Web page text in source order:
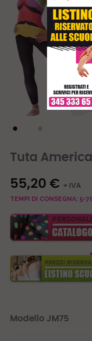
Tuta
55,20 € + IVA
TEMPI DI CONSEGNA: 5-
Modello JM75